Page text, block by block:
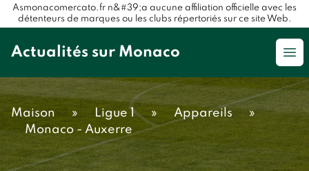
Asmonacomercato.fr n&#39;a aucune affiliation officielle avec les
détenteurs de marques ou les clubs répertoriés sur ce site Web.
Actualités sur Monaco
Maison » Ligue 1 » Appareils
»
Monaco - Auxerre